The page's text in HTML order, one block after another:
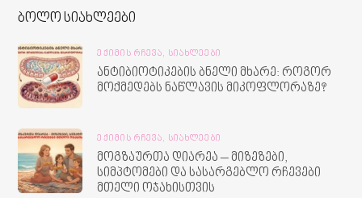
ბოლო სიახლეები
ᲔᲥᲘᲛᲘᲡ ᲠᲩᲔᲕᲐ, ᲡᲘᲐᲮᲚᲔᲔᲑᲘ
ანტიბიოტიკების ბნელი მხარე: როგორ
მოქმედებს ნაწლავის მიკოფლორაზე?
ᲔᲥᲘᲛᲘᲡ ᲠᲩᲔᲕᲐ, ᲡᲘᲐᲮᲚᲔᲔᲑᲘ
მოგზაურთა დიარეა – მიზეზები,
სიმპტომები და სასარგებლო რჩევები
მთელი ოჯახისთვის